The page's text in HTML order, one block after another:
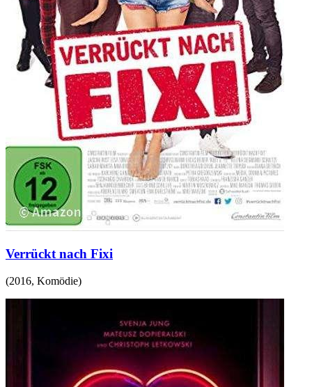
Verrückt nach Fixi
(2016, Komödie)